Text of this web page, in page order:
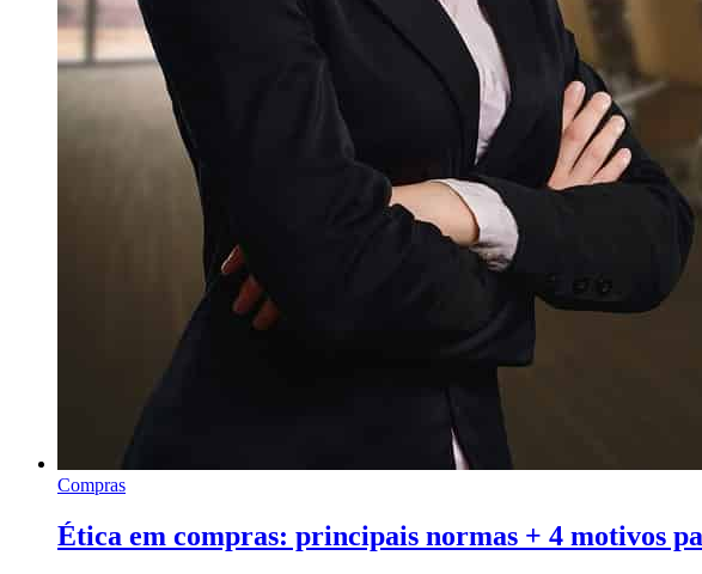
Compras
Ética em compras: principais normas + 4 motivos